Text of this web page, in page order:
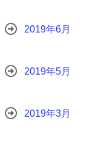
2019年6月
2019年5月
2019年3月